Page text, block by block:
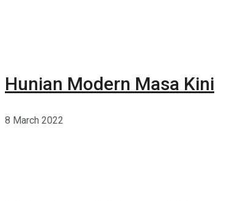
Hunian Modern Masa Kini
8 March 2022